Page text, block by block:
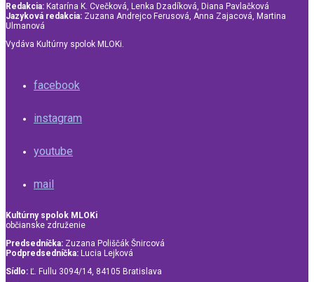
Redakcia: Katarína K. Cvečková, Lenka Dzadíková, Diana Pavlačková
Jazyková redakcia: Zuzana Andrejco Ferusová, Anna Zajacová, Martina
Ulmanová
Vydáva Kultúrny spolok MLOKi.
facebook
instagram
youtube
mail
Kultúrny spolok MLOKi
občianske združenie
Predsedníčka: Zuzana Poliščák Šnircová
Podpredsedníčka: Lucia Lejková
Sídlo: Ľ. Fullu 3094/14, 84105 Bratislava